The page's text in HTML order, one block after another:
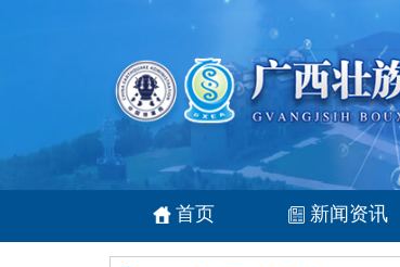
首页 新闻资讯